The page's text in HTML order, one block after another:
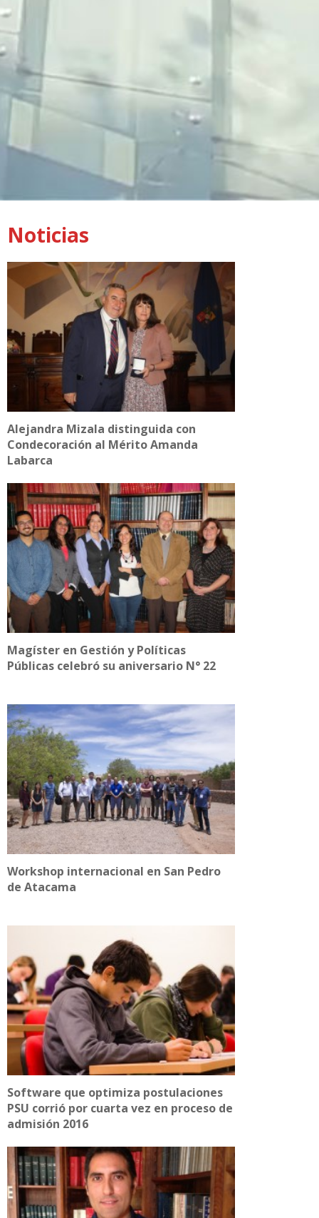
Noticias
Alejandra Mizala distinguida con
Condecoración al Mérito Amanda
Labarca
Magíster en Gestión y Políticas
Públicas celebró su aniversario N° 22
Workshop internacional en San Pedro
de Atacama
Software que optimiza postulaciones
PSU corrió por cuarta vez en proceso de
admisión 2016